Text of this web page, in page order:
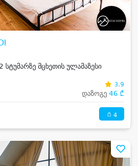
სტუმარზე მცხეთის ულამაზესი
3.9
დაზოგე 46 ₾
4